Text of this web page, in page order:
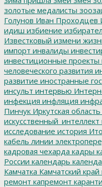
золотые медалисты
Голунов Иван Проходцев
идиш избиение
Известковый измени
импорт инвалиды
инвестиционные проекты
человеческого развития
развитие иностранные
инсульт интервью
инфекция инфляция
Пинчук Иркутская область
искусственный_интеллект
исследование история
кабель линии
кадровая чехарда кадры
России календарь
Камчатка Камчатский край
ремонт капремонт